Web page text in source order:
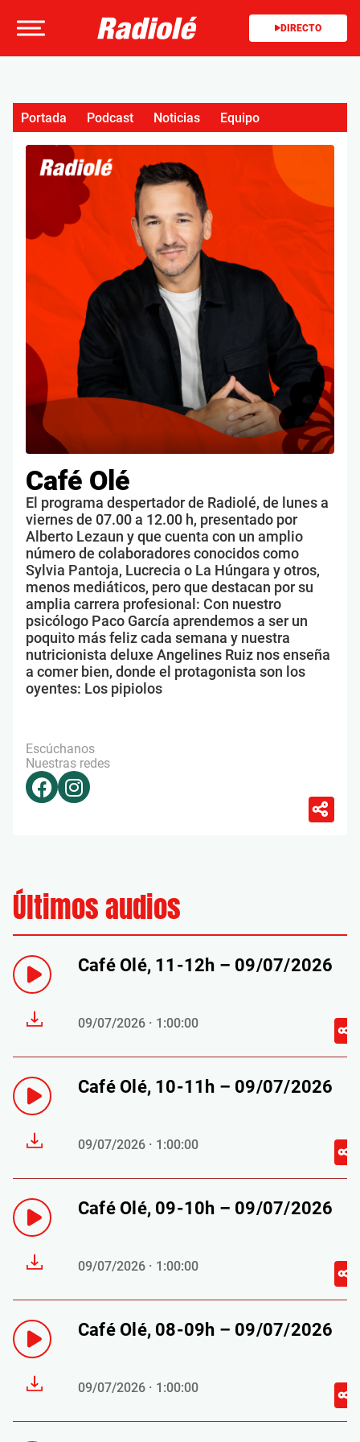
DIRECTO
Café Olé
El programa despertador de Radiolé, de lunes a
viernes de 07.00 a 12.00 h, presentado por
Alberto Lezaun y que cuenta con un amplio
número de colaboradores conocidos como
Sylvia Pantoja, Lucrecia o La Húngara y otros,
menos mediáticos, pero que destacan por su
amplia carrera profesional: Con nuestro
psicólogo Paco García aprendemos a ser un
poquito más feliz cada semana y nuestra
nutricionista deluxe Angelines Ruiz nos enseña
a comer bien, donde el protagonista son los
oyentes: Los pipiolos
Escúchanos
Nuestras redes
Portada Podcast Noticias Equipo
Últimos audios
Café Olé, 11-12h – 09/07/2026
09/07/2026 · 1:00:00
Café Olé, 10-11h – 09/07/2026
09/07/2026 · 1:00:00
Café Olé, 09-10h – 09/07/2026
09/07/2026 · 1:00:00
Café Olé, 08-09h – 09/07/2026
09/07/2026 · 1:00:00